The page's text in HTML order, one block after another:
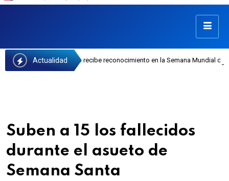
Actualidad
Castillo recibe reconocimiento en la Semana Mundial de la Lactancia
Suben a 15 los fallecidos
durante el asueto de
Semana Santa